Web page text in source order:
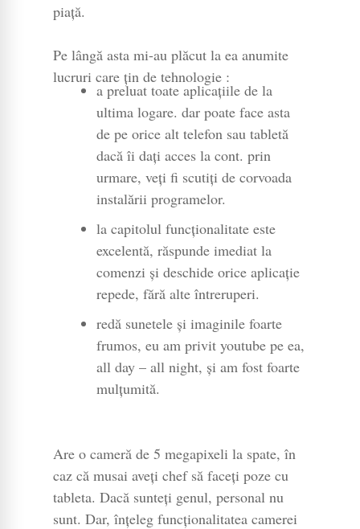
piață.
Pe lângă asta mi-au plăcut la ea anumite
lucruri care țin de tehnologie :
a preluat toate aplicațiile de la
ultima logare. dar poate face asta
de pe orice alt telefon sau tabletă
dacă îi dați acces la cont. prin
urmare, veți fi scutiți de corvoada
instalării programelor.
la capitolul funcționalitate este
excelentă, răspunde imediat la
comenzi și deschide orice aplicație
repede, fără alte întreruperi.
redă sunetele și imaginile foarte
frumos, eu am privit youtube pe ea,
all day – all night, și am fost foarte
mulțumită.
Are o cameră de 5 megapixeli la spate, în
caz că musai aveți chef să faceți poze cu
tableta. Dacă sunteți genul, personal nu
sunt. Dar, înțeleg funcționalitatea camerei